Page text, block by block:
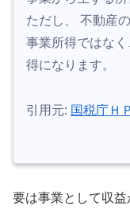
ただし、 不動産
事業所得ではな
得になります。
引用元: 国税庁Ｈ
要は事業として収益